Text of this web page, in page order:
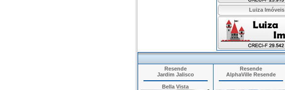
Luiza Imóveis
Resende
Jardim Jalisco
Bella Vista
Resende
AlphaVille Resende